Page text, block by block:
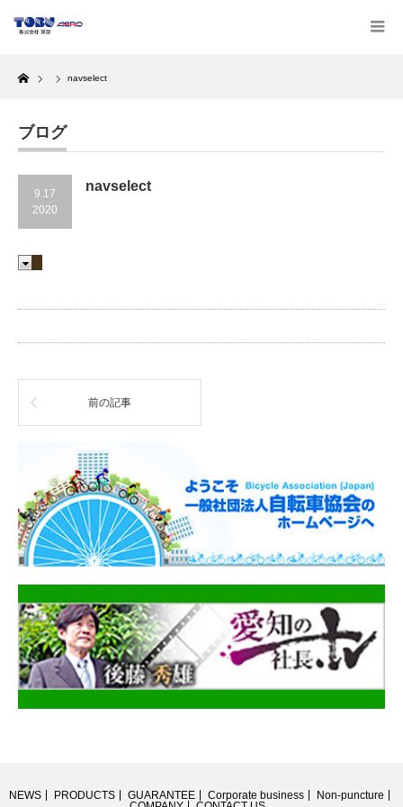
Home
navselect
ブログ
9.17
2020
navselect
前の記事
NEWS PRODUCTS GUARANTEE Corporate business
Non-puncture